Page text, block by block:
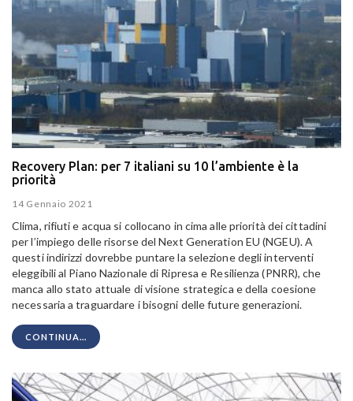
Recovery Plan: per 7 italiani su 10 l’ambiente è la
priorità
14 Gennaio 2021
Clima, rifiuti e acqua si collocano in cima alle priorità dei cittadini
per l’impiego delle risorse del Next Generation EU (NGEU). A
questi indirizzi dovrebbe puntare la selezione degli interventi
eleggibili al Piano Nazionale di Ripresa e Resilienza (PNRR), che
manca allo stato attuale di visione strategica e della coesione
necessaria a traguardare i bisogni delle future generazioni.
CONTINUA...